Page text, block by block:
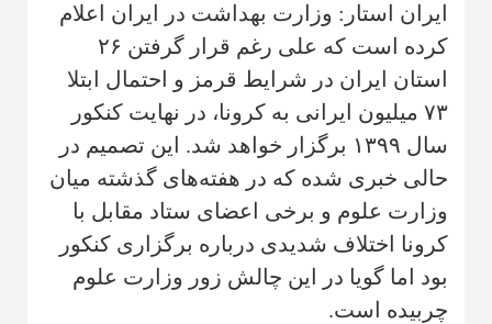
ایران استار: وزارت بهداشت در ایران اعلام
کرده است که علی رغم قرار گرفتن ۲۶
استان ایران در شرایط قرمز و احتمال ابتلا
۷۳ میلیون ایرانی به کرونا، در نهایت کنکور
سال ۱۳۹۹ برگزار خواهد شد. این تصمیم در
حالی خبری شده که در هفته‌های گذشته میان
وزارت علوم و برخی اعضای ستاد مقابل با
کرونا اختلاف شدیدی درباره برگزاری کنکور
بود اما گویا در این چالش زور وزارت علوم
چربیده است.